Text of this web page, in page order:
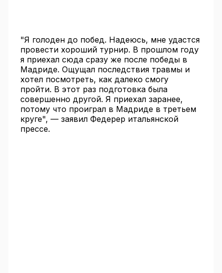
"Я голоден до побед. Надеюсь, мне удастся
провести хороший турнир. В прошлом году
я приехал сюда сразу же после победы в
Мадриде. Ощущал последствия травмы и
хотел посмотреть, как далеко смогу
пройти. В этот раз подготовка была
совершенно другой. Я приехал заранее,
потому что проиграл в Мадриде в третьем
круге", — заявил Федерер итальянской
прессе.